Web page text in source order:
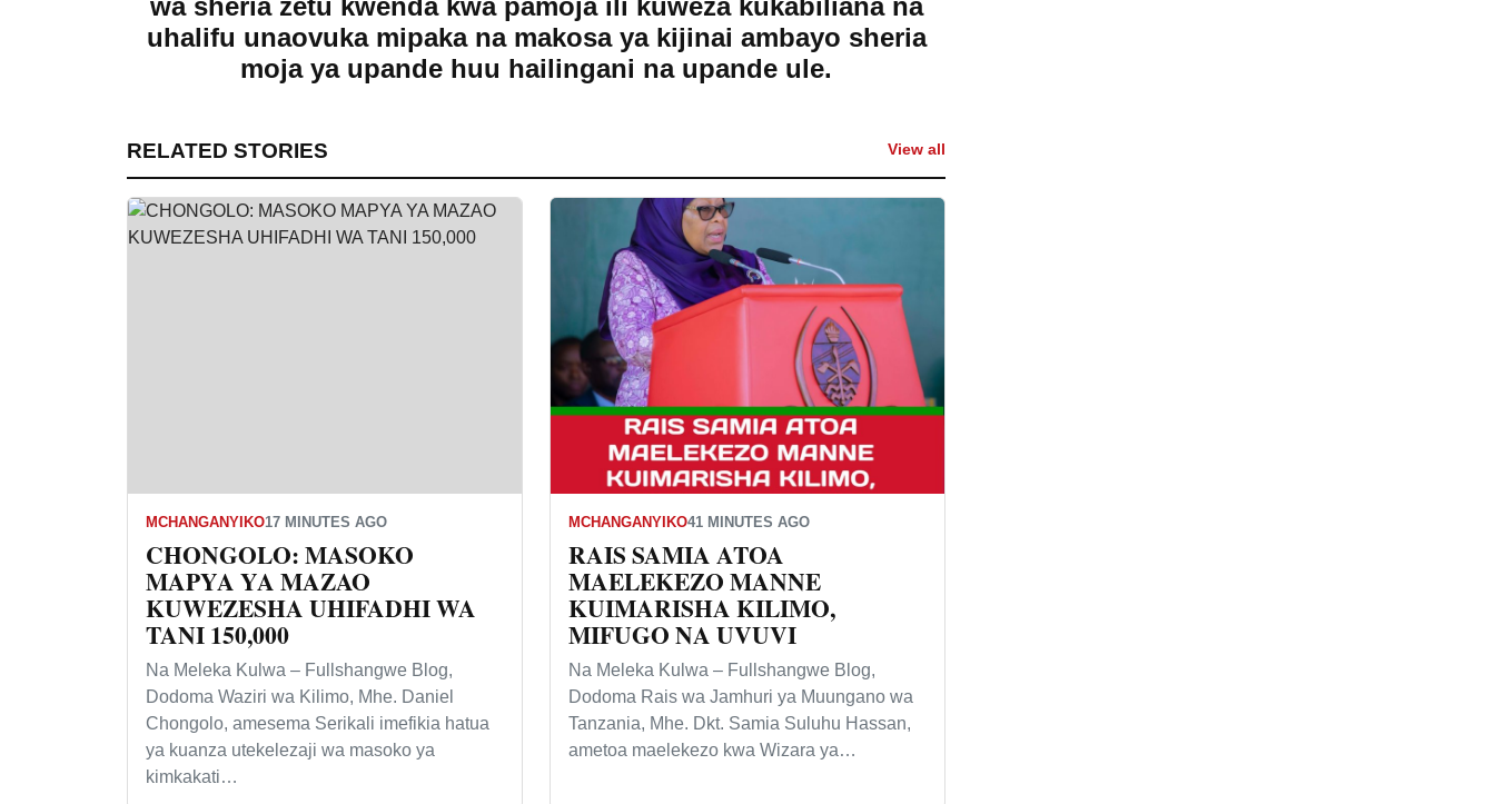
wa sheria zetu kwenda kwa pamoja ili kuweza kukabiliana na
uhalifu unaovuka mipaka na makosa ya kijinai ambayo sheria
moja ya upande huu hailingani na upande ule.
RELATED STORIES View all
MCHANGANYIKO17 MINUTES AGO
CHONGOLO: MASOKO
MAPYA YA MAZAO
KUWEZESHA UHIFADHI WA
TANI 150,000
Na Meleka Kulwa – Fullshangwe Blog,
Dodoma Waziri wa Kilimo, Mhe. Daniel
Chongolo, amesema Serikali imefikia hatua
ya kuanza utekelezaji wa masoko ya
kimkakati…
MCHANGANYIKO41 MINUTES AGO
RAIS SAMIA ATOA
MAELEKEZO MANNE
KUIMARISHA KILIMO,
MIFUGO NA UVUVI
Na Meleka Kulwa – Fullshangwe Blog,
Dodoma Rais wa Jamhuri ya Muungano wa
Tanzania, Mhe. Dkt. Samia Suluhu Hassan,
ametoa maelekezo kwa Wizara ya…